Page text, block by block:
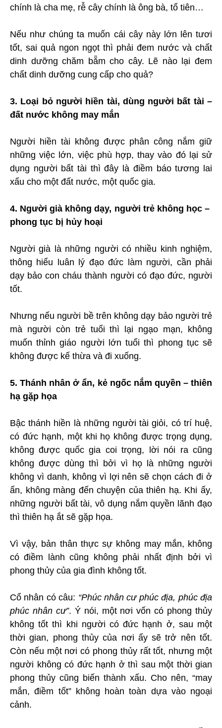
chính là cha mẹ, rễ cây chính là ông bà, tổ tiên…
Nếu như chúng ta muốn cái cây này lớn lên tươi
tốt, sai quả ngon ngọt thì phải đem nước và chất
dinh dưỡng chăm bẵm cho cây. Lẽ nào lại đem
chất dinh dưỡng cung cấp cho quả?
3. Loại bỏ người hiền tài, dùng người bất tài –
đất nước không may mắn
Người hiền tài không được phân công nắm giữ
những việc lớn, việc phù hợp, thay vào đó lại sử
dụng người bất tài thì đây là điềm báo tương lai
xấu cho một đất nước, một quốc gia.
4. Người già không dạy, người trẻ không học –
phong tục bị hủy hoại
Người già là những người có nhiều kinh nghiệm,
thông hiểu luân lý đạo đức làm người, cần phải
dạy bảo con cháu thành người có đạo đức, người
tốt.
Nhưng nếu người bề trên không dạy bảo người trẻ
mà người còn trẻ tuổi thì lại ngạo mạn, không
muốn thỉnh giáo người lớn tuổi thì phong tục sẽ
không được kế thừa và đi xuống.
5. Thánh nhân ở ẩn, kẻ ngốc nắm quyền – thiên
hạ gặp họa
Bậc thánh hiền là những người tài giỏi, có trí huệ,
có đức hạnh, một khi họ không được trọng dụng,
không được quốc gia coi trọng, lời nói ra cũng
không được dùng thì bởi vì họ là những người
không vì danh, không vì lợi nên sẽ chọn cách đi ở
ẩn, không màng đến chuyện của thiên hạ. Khi ấy,
những người bất tài, vô dụng nắm quyền lãnh đạo
thì thiên hạ ắt sẽ gặp họa.
Vì vậy, bản thân thực sự không may mắn, không
có điềm lành cũng không phải nhất định bởi vì
phong thủy của gia đình không tốt.
Cổ nhân có câu: “Phúc nhân cư phúc địa, phúc địa
phúc nhân cư”. Ý nói, một nơi vốn có phong thủy
không tốt thì khi người có đức hạnh ở, sau một
thời gian, phong thủy của nơi ấy sẽ trở nên tốt.
Còn nếu một nơi có phong thủy rất tốt, nhưng một
người không có đức hạnh ở thì sau một thời gian
phong thủy cũng biến thành xấu. Cho nên, “may
mắn, điềm tốt” không hoàn toàn dựa vào ngoại
cảnh.